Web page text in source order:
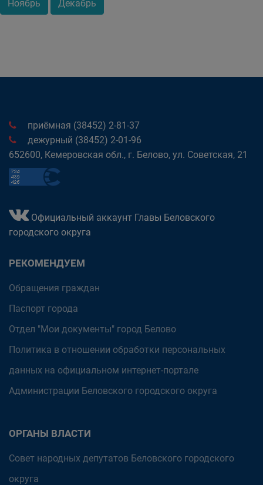
Ноябрь Декабрь
приёмная (38452) 2-81-37
дежурный (38452) 2-01-96
652600, Кемеровская обл., г. Белово, ул. Советская, 21
Официальный аккаунт Главы Беловского
городского округа
РЕКОМЕНДУЕМ
Обращения граждан
Паспорт города
Отдел "Мои документы" город Белово
Политика в отношении обработки персональных
данных на официальном интернет-портале
Администрации Беловского городского округа
ОРГАНЫ ВЛАСТИ
Совет народных депутатов Беловского городского
округа